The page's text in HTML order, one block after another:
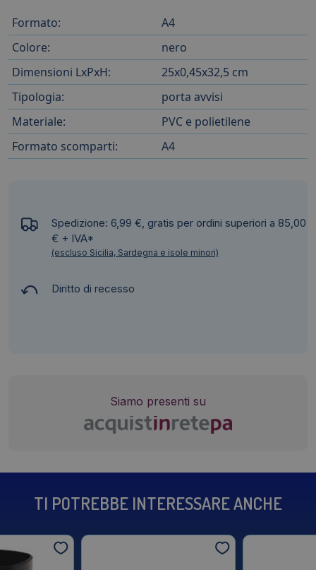
Formato:
A4
Colore:
nero
Dimensioni LxPxH:
25x0,45x32,5 cm
Tipologia:
porta avvisi
Materiale:
PVC e polietilene
Formato scomparti:
A4
Spedizione: 6,99 €, gratis per ordini superiori a 85,00
€ + IVA*
(escluso Sicilia, Sardegna e isole minori)
Diritto di recesso
Siamo presenti su
TI POTREBBE INTERESSARE ANCHE